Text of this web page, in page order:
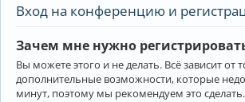
Вход на конференцию и
Зачем мне нужно
Вы можете этого и не делать. Всё зависит
дополнительные возможности, которые
минут, поэтому мы рекомендуем это сделать.